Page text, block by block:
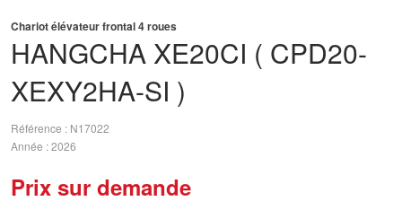
HANGCHA XE20CI ( CPD20-
XEXY2HA-SI )
Chariot élévateur frontal 4 roues
Référence
N17022
Année 2026
Prix sur demande